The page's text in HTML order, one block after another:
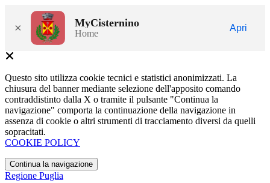
× MyCisternino
Home
Apri
Questo sito utilizza cookie tecnici e statistici anonimizzati. La
chiusura del banner mediante selezione dell'apposito comando
contraddistinto dalla X o tramite il pulsante "Continua la
navigazione" comporta la continuazione della navigazione in
assenza di cookie o altri strumenti di tracciamento diversi da quelli
sopracitati.
COOKIE POLICY
Continua la navigazione
Regione Puglia